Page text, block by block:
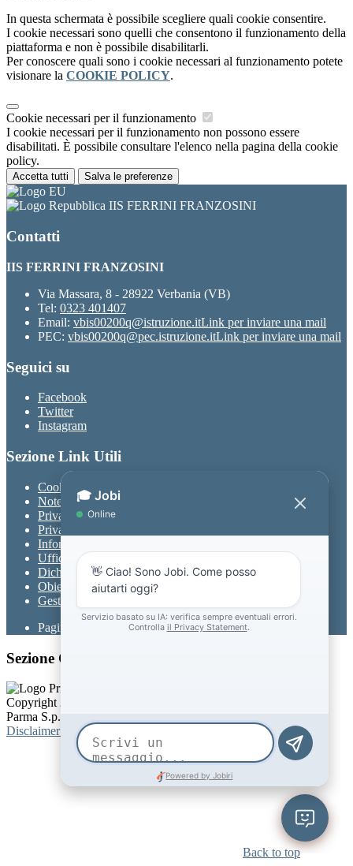
In questa schermata è possibile scegliere quali cookie consentire.
I cookie necessari sono quelli che consentono il funzionamento della
piattaforma e non è possibile disabilitarli.
Per conoscere quali sono i cookie necessari al funzionamento potete
visionare la COOKIE POLICY.
Cookie necessari per il funzionamento
I cookie necessari per il funzionamento non possono essere
disabilitati. È possibile consultare l'elenco nella pagina della cookie
policy.
Accetta tutti Salva le preferenze
IIS FERRINI FRANZOSINI
Contatti
IIS FERRINI FRANZOSINI
Via Massara, 8 - 28922 Verbania (VB)
Tel: 0323 401407
Email: vbis00200q@istruzione.itLink per inviare una mail
PEC: vbis00200q@pec.istruzione.itLink per inviare una mail
Seguici su
Facebook
Twitter
Instagram
Sezione Link Utili
Cookie policy
Note legali
Privacy
Privacy Policy
Informativa Privacy chatbot Jobi
Ufficio Relazioni con il Pubblico
Dichiarazione di accessibilità
Obiettivi di accessibilità
Gestione consensi cookie
Pagina visualizzata14968volte
Sezione Copyright
Copyright 2026 | Engineered and powered by Gruppo Spaggiari
Parma S.p.A. | Divisione Publishing & New Social Media
Disclaimer trattamento dati personali
Back to top